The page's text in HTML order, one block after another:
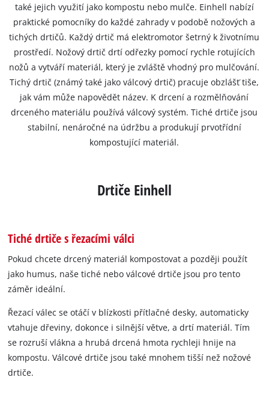
také jejich využití jako kompostu nebo mulče. Einhell nabízí
praktické pomocníky do každé zahrady v podobě nožových a
tichých drtičů. Každý drtič má elektromotor šetrný k životnímu
prostředí. Nožový drtič drtí odřezky pomocí rychle rotujících
nožů a vytváří materiál, který je zvláště vhodný pro mulčování.
Tichý drtič (známý také jako válcový drtič) pracuje obzlášť tiše,
jak vám může napovědět název. K drcení a rozmělňování
drceného materiálu používá válcový systém. Tiché drtiče jsou
stabilní, nenáročné na údržbu a produkují prvotřídní
kompostující materiál.
Drtiče Einhell
Tiché drtiče s řezacími válci
Pokud chcete drcený materiál kompostovat a později použít
jako humus, naše tiché nebo válcové drtiče jsou pro tento
záměr ideální.
Řezací válec se otáčí v blízkosti přítlačné desky, automaticky
vtahuje dřeviny, dokonce i silnější větve, a drtí materiál. Tím
se rozruší vlákna a hrubá drcená hmota rychleji hnije na
kompostu. Válcové drtiče jsou také mnohem tišší než nožové
drtiče.